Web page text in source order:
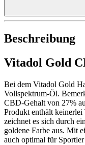
Beschreibung
Vitadol Gold
Bei dem Vitadol Gold
Vollspektrum-Öl.
CBD-Gehalt von 27%
Produkt enthält
zeichnet es sich durch
goldene Farbe aus. Mit
auch optimal für Sportler